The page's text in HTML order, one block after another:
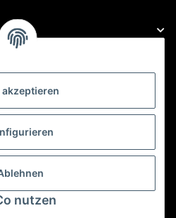
akzeptieren
nutzen
Custom Bestellungen auch